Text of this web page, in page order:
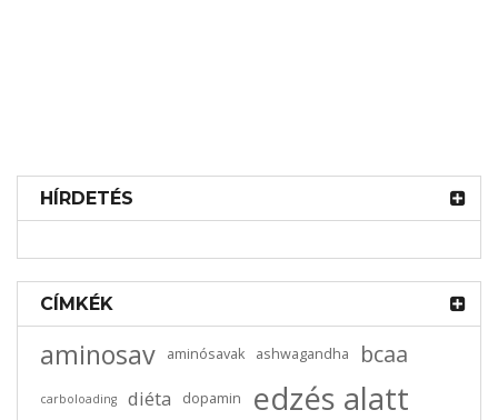
2025-07-29
0 comments
Hatóanyagának Tudományos Háttere
HÍRDETÉS
CÍMKÉK
aminosav aminósavak ashwagandha bcaa
carboloading diéta dopamin edzés alatt